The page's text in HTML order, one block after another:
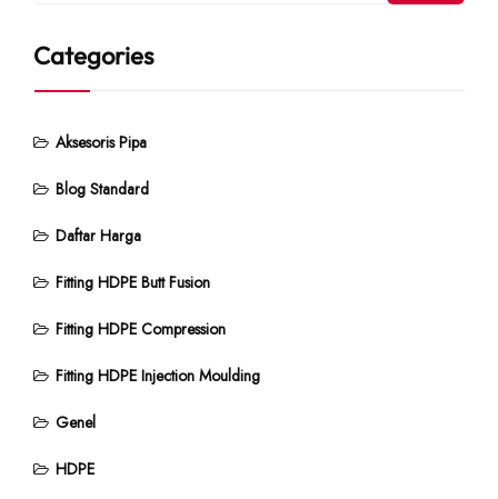
Categories
Aksesoris Pipa
Blog Standard
Daftar Harga
Fitting HDPE Butt Fusion
Fitting HDPE Compression
Fitting HDPE Injection Moulding
Genel
HDPE